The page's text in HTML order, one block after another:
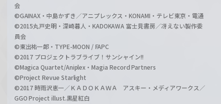
会
©GAINAX・中島かずき／アニプレックス・KONAMI・テレビ東京・電通
©2015丸戸史明・深崎暮人・KADOKAWA 富士見書房／冴えない製作委
員会
©東出祐一郎・TYPE-MOON / FAPC
©2017 プロジェクトラブライブ！サンシャイン!!
©Magica Quartet/Aniplex・Magia Record Partners
©Project Revue Starlight
©2017 時雨沢恵一／ＫＡＤＯＫＡＷＡ アスキー・メディアワークス／
GGO Project illust.黒星紅白